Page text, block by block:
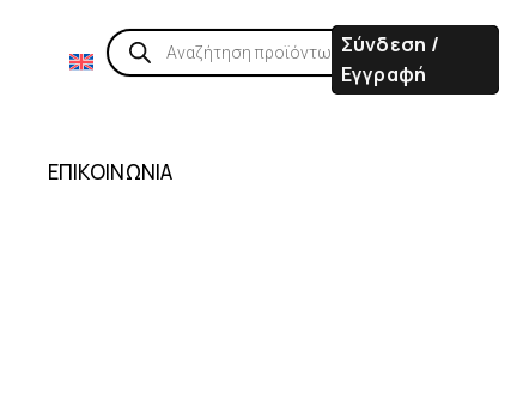
Σύνδεση /
Εγγραφή
ΕΠΙΚΟΙΝΩΝΙΑ